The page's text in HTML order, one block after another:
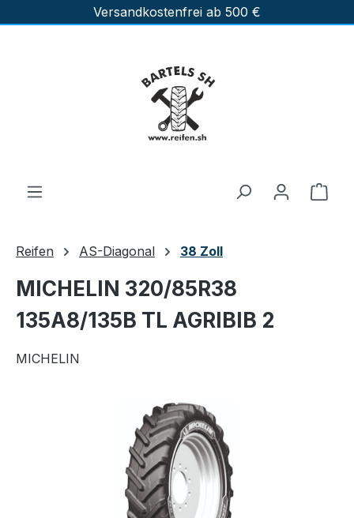
Zum Hauptinhalt springenVersandkostenfrei ab 500 €
Reifen AS-Diagonal 38 Zoll
MICHELIN 320/85R38
135A8/135B TL AGRIBIB 2
MICHELIN
Bildergalerie überspringen